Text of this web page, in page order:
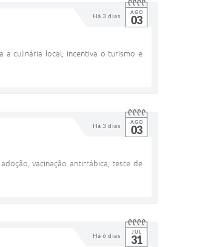
Há 3 dias AGO
03
a culinária local, incentiva o turismo e
Há 3 dias AGO
03
vacinação antirrábica, teste de
Há 6 dias JUL
31